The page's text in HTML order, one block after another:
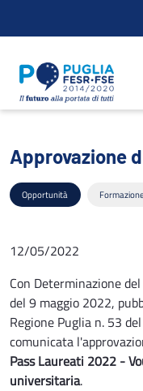
Approvazione
Approvazione
Opportunità
12/05/2022
Con Determinazione
del 9 maggio 2022,
Regione Puglia n. 53
comunicata
Pass Laureati 2022 -
universitaria.